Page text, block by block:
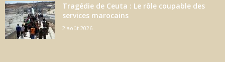
Tragédie de Ceuta : Le rôle coupable des
services marocains
2 août 2026